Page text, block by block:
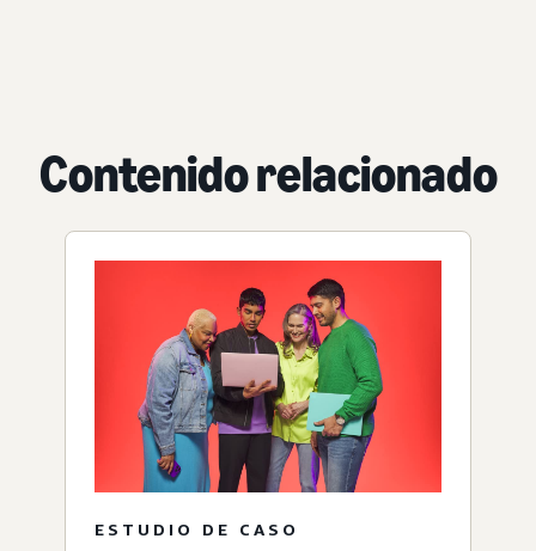
Contenido relacionado
ESTUDIO DE CASO